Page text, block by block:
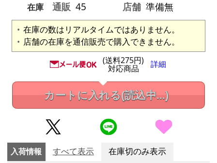
在庫
通販 45 店舗 準備無
在庫の数はリアルタイムではありません。
店舗の在庫を通信販売で購入できません。
(送料275円)
対応商品 詳細
カートに入れる(読込中...)
入荷情報 すべて表示 在庫切のみ表示